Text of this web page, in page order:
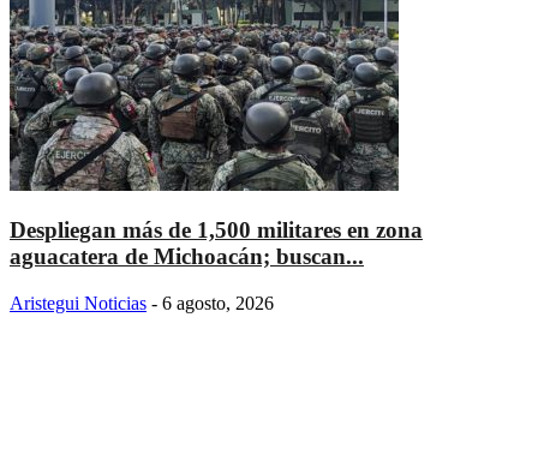
Despliegan más de 1,500 militares en zona
aguacatera de Michoacán; buscan...
Aristegui Noticias - 6 agosto, 2026